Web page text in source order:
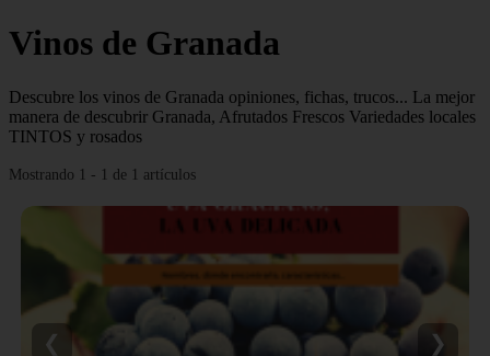
Vinos de Granada
Descubre los vinos de Granada opiniones, fichas, trucos... La mejor
manera de descubrir Granada, Afrutados Frescos Variedades locales
TINTOS y rosados
Mostrando 1 - 1 de 1 artículos
❮ ❯